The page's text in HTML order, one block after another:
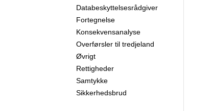
Databeskyttelsesrådgiver
Fortegnelse
Konsekvensanalyse
Overførsler til tredjeland
Øvrigt
Rettigheder
Samtykke
Sikkerhedsbrud